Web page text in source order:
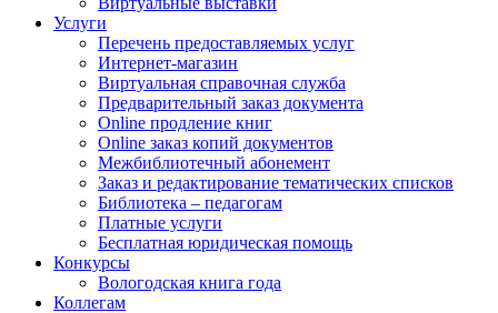
Услуги
Перечень предоставляемых услуг
Интернет-магазин
Виртуальная справочная служба
Предварительный заказ документа
Online продление книг
Online заказ копий документов
Межбиблиотечный абонемент
Заказ и редактирование тематических списков
Библиотека – педагогам
Платные услуги
Бесплатная юридическая помощь
Конкурсы
Вологодская книга года
Коллегам